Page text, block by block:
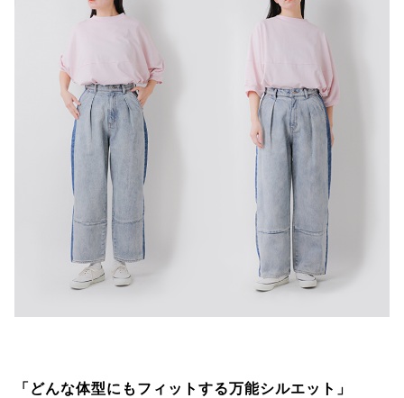
「どんな体型にもフィットする万能シルエット」